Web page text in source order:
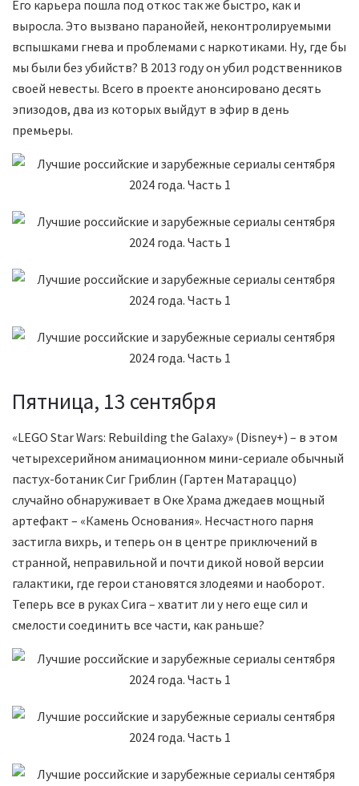
Его карьера пошла под откос так же быстро, как и
выросла. Это вызвано паранойей, неконтролируемыми
вспышками гнева и проблемами с наркотиками. Ну, где бы
мы были без убийств? В 2013 году он убил родственников
своей невесты. Всего в проекте анонсировано десять
эпизодов, два из которых выйдут в эфир в день
премьеры.
Пятница, 13 сентября
«LEGO Star Wars: Rebuilding the Galaxy» (Disney+) – в этом
четырехсерийном анимационном мини-сериале обычный
пастух-ботаник Сиг Гриблин (Гартен Матараццо)
случайно обнаруживает в Оке Храма джедаев мощный
артефакт – «Камень Основания». Несчастного парня
застигла вихрь, и теперь он в центре приключений в
странной, неправильной и почти дикой новой версии
галактики, где герои становятся злодеями и наоборот.
Теперь все в руках Сига – хватит ли у него еще сил и
смелости соединить все части, как раньше?